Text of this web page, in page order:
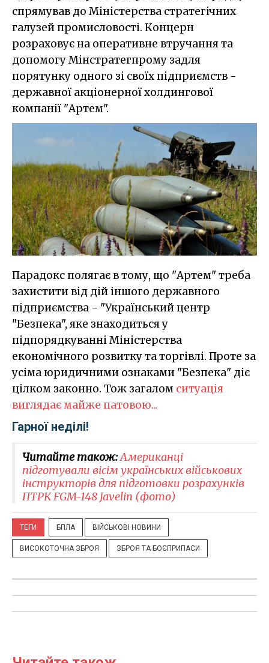
спрямував до Міністерства стратегічних
галузей промисловості. Концерн
розраховує на оперативне втручання та
допомогу Мінстратегпрому задля
порятунку одного зі своїх підприємств -
державної акціонерної холдингової
компанії "Артем".
Парадокс полягає в тому, що "Артем" треба
захистити від дій іншого державного
підприємства - "Український центр
"Безпека", яке знаходиться у
підпорядкуванні Міністерства
економічного розвитку та торгівлі. Проте за
усіма юридичними ознаками "Безпека" діє
цілком законно. Тож загалом ситуація
виглядає майже патовою...
Гарної неділі!
Читайте також:Американці
підготували вісім українських військових
інструкторів для підготовки розрахунків
ПТРК FGM-148 Javelin (фото)
ТЕГИ БПЛА ВІЙСЬКОВІ НОВИНИ
ВИСОКОТОЧНА ЗБРОЯ ЗБРОЯ ТА БОЄПРИПАСИ